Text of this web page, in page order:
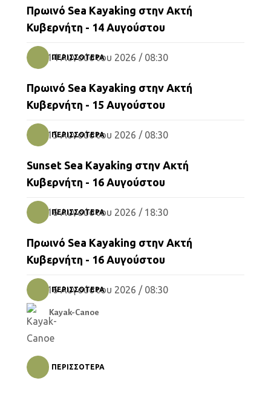
ΠΕΡΙΣΣΌΤΕΡΑ
Πρωινό Sea Kayaking στην Ακτή
Κυβερνήτη - 14 Αυγούστου
14 Αυγούστου 2026 / 08:30
ΠΕΡΙΣΣΌΤΕΡΑ
Πρωινό Sea Kayaking στην Ακτή
Κυβερνήτη - 15 Αυγούστου
15 Αυγούστου 2026 / 08:30
ΠΕΡΙΣΣΌΤΕΡΑ
Sunset Sea Kayaking στην Ακτή
Κυβερνήτη - 16 Αυγούστου
16 Αυγούστου 2026 / 18:30
ΠΕΡΙΣΣΌΤΕΡΑ
Πρωινό Sea Kayaking στην Ακτή
Κυβερνήτη - 16 Αυγούστου
16 Αυγούστου 2026 / 08:30
Kayak-Canoe
ΠΕΡΙΣΣΌΤΕΡΑ